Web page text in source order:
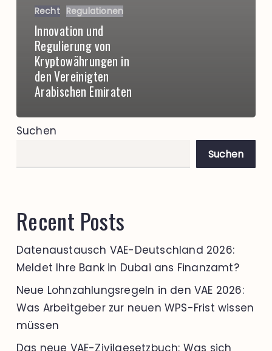
Recht Regulationen
Innovation und
Regulierung von
Kryptowährungen in
den Vereinigten
Arabischen Emiraten
Suchen
Suchen
Recent Posts
Datenaustausch VAE-Deutschland 2026:
Meldet Ihre Bank in Dubai ans Finanzamt?
Neue Lohnzahlungsregeln in den VAE 2026:
Was Arbeitgeber zur neuen WPS-Frist wissen
müssen